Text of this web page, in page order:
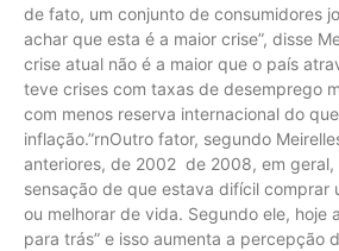
de fato, um conjunto de consumidores
achar que esta é a maior crise”, disse
crise atual não é a maior que o país
teve crises com taxas de desemprego
com menos reserva internacional do
inflação.”rnOutro fator, segundo
anteriores, de 2002 de 2008, em geral,
sensação de que estava difícil comprar
ou melhorar de vida. Segundo ele, hoje
para trás” e isso aumenta a percepção